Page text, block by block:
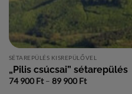
SÉTAREPÜLÉS KISREPÜLŐVEL
„Pilis csúcsai” sétarepülés
74 900Ft – 89 900FtÁrtartomány: